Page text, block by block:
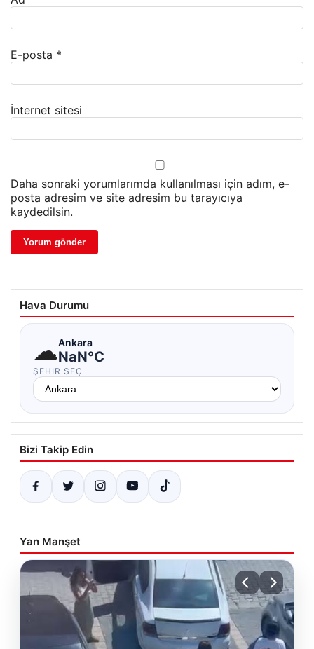
E-posta *
İnternet sitesi
Daha sonraki yorumlarımda kullanılması için adım, e-
posta adresim ve site adresim bu tarayıcıya
kaydedilsin.
Hava Durumu
☁Ankara
NaN°C
ŞEHIR SEÇ
Bizi Takip Edin
Yan Manşet